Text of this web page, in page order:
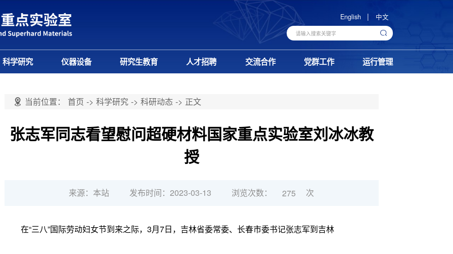
English | 中文
科学研究 仪器设备 研究生教育 人才招聘 交流合作 党群工作 运行管理
当前位置： 首页 -> 科学研究 -> 科研动态 -> 正文
张志军同志看望慰问超硬材料国家重点实验室刘冰冰教
授
来源：本站 发布时间：2023-03-13 浏览次数： 275 次
在“三八”国际劳动妇女节到来之际，3月7日，吉林省委常委、长春市委书记张志军到吉林